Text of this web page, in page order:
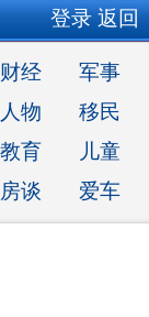
登录 返回
财经
军事
人物
移民
教育
儿童
房谈 爱车